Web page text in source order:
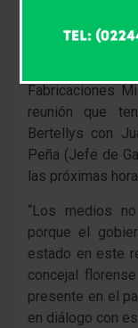
nuestra ciudad.
Autónoma de
Fabricaciones
reunión que
Bertellys con
Peña (Jefe de
las próximas
“Los medios
porque el
estado en este
concejal
presente en el
en diálogo con